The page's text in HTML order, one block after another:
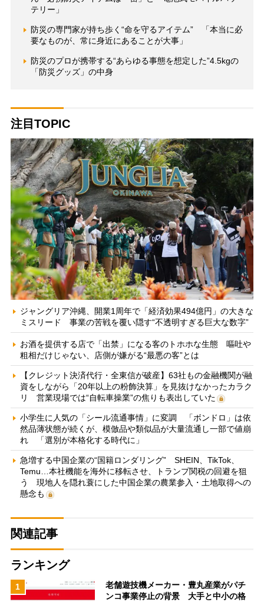
テリー」
防災の専門家が持ち歩く“命を守るアイテム” 「本当に必
要なものが、常に身近にあることが大事」
防災のプロが携帯する“あらゆる事態を想定した”4.5kgの
「防災グッズ」の中身
注目TOPIC
ジャングリア沖縄、開業1周年で「経済効果494億円」の大きな
ミスリード 事業の苦戦を覆い隠す“不透明すぎる巨大な数字”
お酒を提供する店で「出禁」になる客のトホホな生態 嘔吐や
粗相だけじゃない、店側が嫌がる“最悪の客”とは
【クレジット決済代行・全東信が破産】63社もの金融機関が融
資をしながら「20年以上の粉飾決算」を見抜けなかったカラク
リ 営業現場では“自転車操業”の焦りも表出していた
小学生に人気の「シール流通事情」に変調 「ボンドロ」は依
然品薄状態が続くが、模倣品や類似品が大量流通し一部で値崩
れ 「選別が本格化する時代に」
急増する中国企業の“国籍ロンダリング” SHEIN、TikTok、
Temu…本社機能を海外に移転させ、トランプ関税の回避を狙
う 現地人を隠れ蓑にした中国企業の農業参入・土地取得への
懸念も
関連記事
ランキング
1
老舗遊技機メーカー・豊丸産業がパチ
ンコ事業停止の背景 大手と中小の格